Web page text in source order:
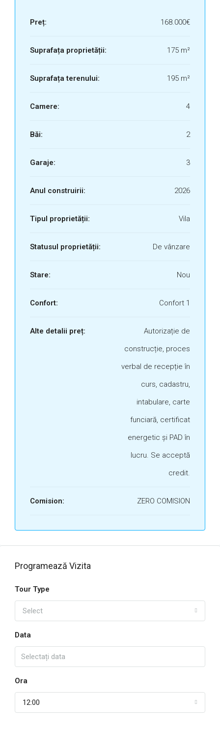
Preț: 168.000€
Suprafața proprietății: 175 m²
Suprafața terenului: 195 m²
Camere: 4
Băi: 2
Garaje: 3
Anul construirii: 2026
Tipul proprietății: Vila
Statusul proprietății: De vânzare
Stare: Nou
Confort: Confort 1
Alte detalii preț:
Autorizație de
construcție, proces
verbal de recepție în
curs, cadastru,
intabulare, carte
funciară, certificat
energetic și PAD în
lucru. Se acceptă
credit.
Comision: ZERO COMISION
Programează Vizita
Tour Type
Select
Data
Ora
12:00